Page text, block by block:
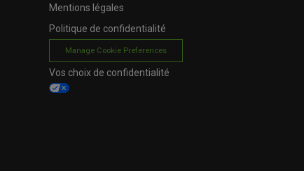
Mentions légales
Politique de confidentialité
Manage Cookie Preferences
Vos choix de confidentialité